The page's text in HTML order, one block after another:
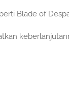
Blade of